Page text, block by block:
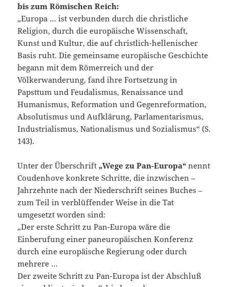
bis zum Römischen Reich:
„Europa … ist verbunden durch die christliche
Religion, durch die europäische Wissenschaft,
Kunst und Kultur, die auf christlich-hellenischer
Basis ruht. Die gemeinsame europäische Geschichte
begann mit dem Römerreich und der
Völkerwanderung, fand ihre Fortsetzung in
Papsttum und Feudalismus, Renaissance und
Humanismus, Reformation und Gegenreformation,
Absolutismus und Aufklärung, Parlamentarismus,
Industrialismus, Nationalismus und Sozialismus“ (S.
143).
Unter der Überschrift „Wege zu Pan-Europa“ nennt
Coudenhove konkrete Schritte, die inzwischen –
Jahrzehnte nach der Niederschrift seines Buches –
zum Teil in verblüffender Weise in die Tat
umgesetzt worden sind:
„Der erste Schritt zu Pan-Europa wäre die
Einberufung einer paneuropäischen Konferenz
durch eine europäische Regierung oder durch
mehrere …
Der zweite Schritt zu Pan-Europa ist der Abschluß